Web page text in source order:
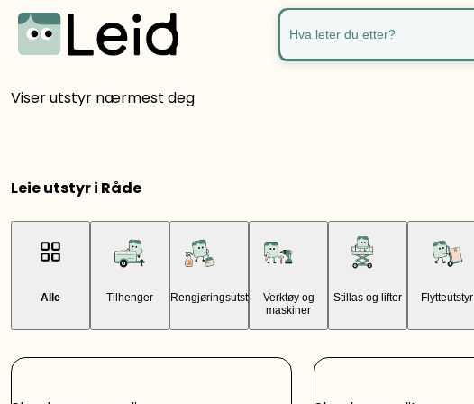
Hva leter du etter?
Viser utstyr nærmest deg
Leie utstyr i Råde
Alle Tilhenger Rengjøringsutstyr
Verktøy og
maskiner
Stillas og lifter Flytteutstyr